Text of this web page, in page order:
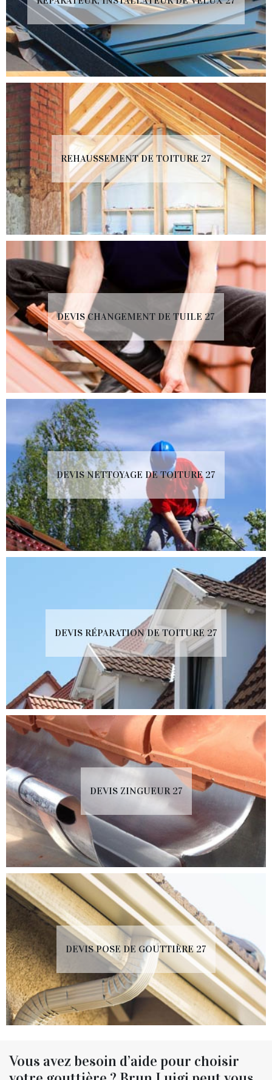
REHAUSSEMENT DE TOITURE 27
DEVIS CHANGEMENT DE TUILE 27
DEVIS NETTOYAGE DE TOITURE 27
DEVIS RÉPARATION DE TOITURE 27
DEVIS ZINGUEUR 27
DEVIS POSE DE GOUTTIÈRE 27
Vous avez besoin d’aide pour choisir